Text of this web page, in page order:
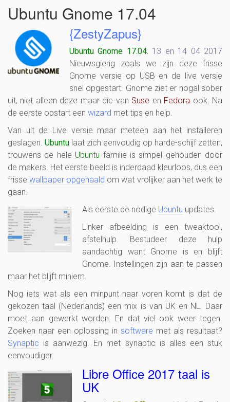
Ubuntu Gnome 17.04
{ZestyZapus}
Ubuntu Gnome 17.04. 13 en 14 04 2017
Nieuwsgierig zoals we zijn deze frisse
Gnome versie op USB en de live versie
snel opgestart. Gnome ziet er nogal sober
uit, niet alleen deze maar die van Suse en Fedora ook. Na
de eerste opstart een wizard met tips en help.
Van uit de Live versie maar meteen aan het installeren
geslagen. Ubuntu laat zich eenvoudig op harde-schijf zetten,
trouwens de hele Ubuntu familie is simpel gehouden door
de makers. Het eerste beeld is inderdaad kleurloos, dus een
frissewallpaper opgehaald om wat vrolijker aan het werk te
gaan.
Als eerste de nodige Ubuntu updates.
Linker afbeelding is een tweaktool,
afstelhulp. Bestudeer deze hulp
aandachtig want Gnome is en blijft
Gnome. Instellingen zijn aan te passen
maar het blijft miniem.
Nog iets wat als een minpunt naar voren komt is dat de
gekozen taal (Nederlands) een mix is van UK en NL. Daar
moet aan gewerkt worden. En dat viel ook weer tegen.
Zoeken naar een oplossing in software met als resultaat?
Synaptic is aanwezig. En met synaptic is alles een stuk
eenvoudiger.
Libre Office 2017 taal is
UK